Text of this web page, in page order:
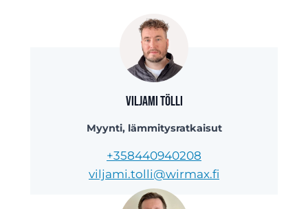
Viljami Tölli
Myynti, lämmitysratkaisut
+358440940208
viljami.tolli@wirmax.fi